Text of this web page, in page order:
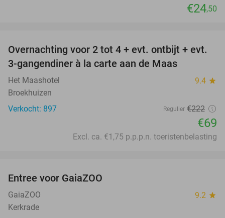
€24,50
69%
Overnachting voor 2 tot 4 + evt. ontbijt + evt.
3-gangendiner à la carte aan de Maas
Het Maashotel 9.4 star
Broekhuizen
Verkocht: 897
Regulier €222
€69
Excl. ca. €1,75 p.p.p.n. toeristenbelasting
Entree voor GaiaZOO
GaiaZOO 9.2 star
Kerkrade